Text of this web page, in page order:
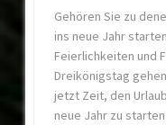
Gehören Sie zu
ins neue Jahr
Feierlichkeiten und
Dreikönigstag
jetzt Zeit, den
neue Jahr zu